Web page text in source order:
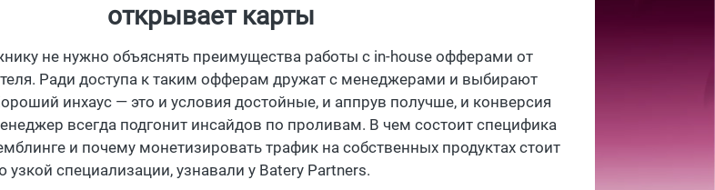
открывает карты
не нужно объяснять преимущества работы с in-house офферами от
Ради доступа к таким офферам дружат с менеджерами и выбирают
инхаус — это и условия достойные, и аппрув получше, и конверсия
всегда подгонит инсайдов по проливам. В чем состоит специфика
и почему монетизировать трафик на собственных продуктах стоит
узкой специализации, узнавали у Batery Partners.